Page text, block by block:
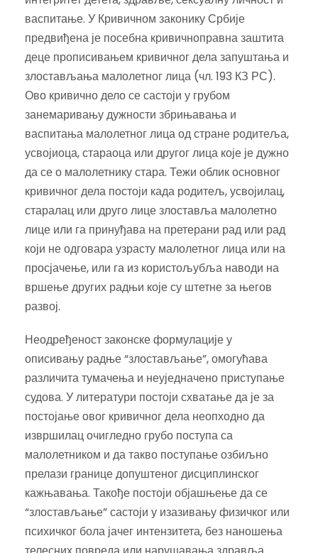
васпитање. У Кривичном законику Србије
предвиђена је посебна кривичноправна заштита
деце прописивањем кривичног дела запуштања и
злостављања малолетног лица (чл. 193 КЗ РС).
Ово кривично дело се састоји у грубом
занемаривању дужности збрињавања и
васпитања малолетног лица од стране родитеља,
усвојиоца, стараоца или другог лица које је дужно
да се о малолетнику стара. Тежи облик основног
кривичног дела постоји када родитељ, усвојилац,
старалац или друго лице злоставља малолетно
лице или га принуђава на претерани рад или рад
који не одговара узрасту малолетног лица или на
просјачење, или га из користољубља наводи на
вршење других радњи које су штетне за његов
развој.
Неодређеност законске формулације у
описивању радње “злостављање”, омогућава
различита тумачења и неуједначено приступање
судова. У литератури постоји схватање да је за
постојање овог кривичног дела неопходно да
извршилац очигледно грубо поступа са
малолетником и да такво поступање озбиљно
прелази границе допуштеног дисциплинског
кажњавања. Такође постоји објашњење да се
“злостављање” састоји у изазивању физичког или
психичког бола јачег интензитета, без наношења